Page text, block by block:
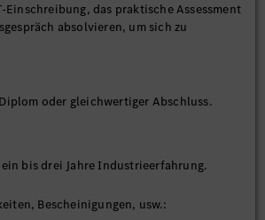
von Karosserieteilen aus Metall in
Schweißanlagen, um
zu formen.
Lackiervorgängen gehören das
Versiegelung, das Schleifen und das
Farbe, um das Fahrzeug für die Montage
von Hochspannungsbatteriesystemen
Einschreibung, das praktische Assessment
absolvieren, um sich zu
oder gleichwertiger Abschluss.
ein bis drei Jahre Industrieerfahrung.
Bescheinigungen, usw.: